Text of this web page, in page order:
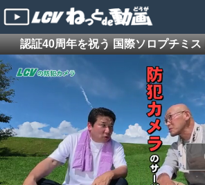
認証40周年を祝う 国際ソロプチミ